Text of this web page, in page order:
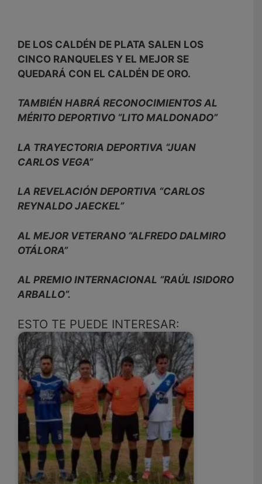
DE LOS CALDÉN DE PLATA SALEN LOS
CINCO RANQUELES Y EL MEJOR SE
QUEDARÁ CON EL CALDÉN DE ORO.
TAMBIÉN HABRÁ RECONOCIMIENTOS AL
MÉRITO DEPORTIVO “LITO MALDONADO”
LA TRAYECTORIA DEPORTIVA “JUAN
CARLOS VEGA”
LA REVELACIÓN DEPORTIVA “CARLOS
REYNALDO JAECKEL”
AL MEJOR VETERANO “ALFREDO DALMIRO
OTÁLORA”
AL PREMIO INTERNACIONAL “RAÚL ISIDORO
ARBALLO”.
ESTO TE PUEDE INTERESAR: